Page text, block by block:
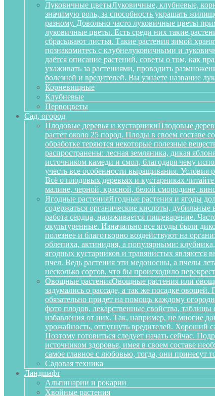
Луковичные цветыЛуковичные, клубневые,
значимую роль, за способность украшать
разному. Довольно часто луковичные цветы
луковичные цветы. Есть среди них такие
сбрасывают листья. Такие растения зимой
познакомитесь с клубнелуковичными и
даётся описание растений, советы о том, как
ухаживать за растениями, проводить
болезней и вредителей. Вы узнаете название
Корневищные
Клубневые
Первоцветы
Сад, огород
Плодовые деревья и кустарникиПлодовые
растет около 25 пород. Плоды в своем составе
обработке теряются некоторые полезные
распространены: лесная земляника, дикая
источником камеди и смол, благодаря чему
учесть все особенности выращивания. Условия
Всё о плодовых деревьях и кустарниках
малине, черной, красной, белой смородине,
Ягодные растенияЯгодные растения и ягоды
содержаться органические кислоты,
работа сердца, налаживается пищеварение.
окультуренные. Изначально все ягоды были
полезнее и благотворно воздействуют на
облепиха, актинидия, а популярными:
ягодных кустарников и травянистых являются
пчел. Ведь растения эти медоносны, а пчелы
несколько сортов, что бы происходило
Овощные растенияОвощные растения или
задумались о рассаде, а так же посадке
обязательно придет на помощь каждому
фото плодов, лекарственные свойства,
избавления от них. Так, например, не многие
урожайность, отпугнуть вредителей. Хороший
Поэтому готовиться следует начать сейчас.
источником здоровья, имея в своем составе
самое главное с любовью, тогда, они принесут
Садовая техника
Ландшафт
Альпинарии и рокарии
Хвойные растения